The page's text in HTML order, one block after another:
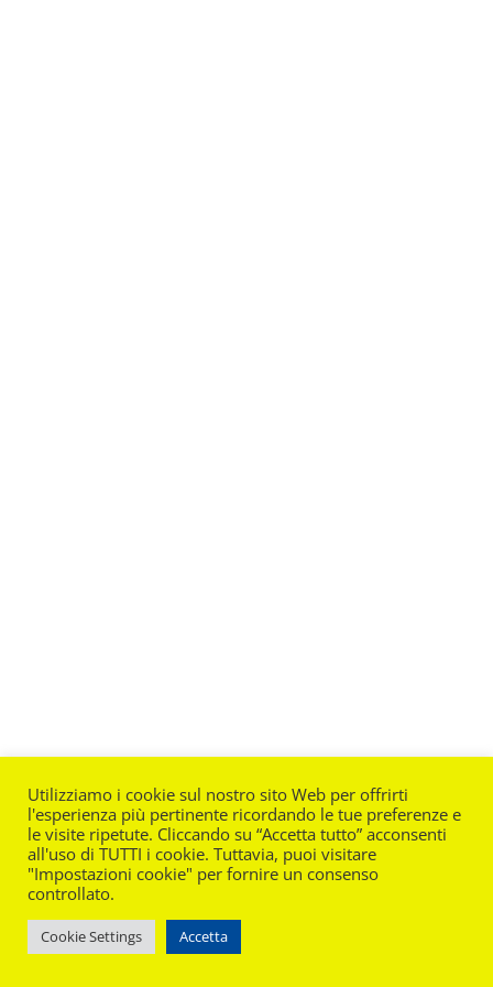
Utilizziamo i cookie sul nostro sito Web per offrirti
l'esperienza più pertinente ricordando le tue preferenze e
le visite ripetute. Cliccando su “Accetta tutto” acconsenti
all'uso di TUTTI i cookie. Tuttavia, puoi visitare
"Impostazioni cookie" per fornire un consenso
controllato.
Cookie Settings Accetta